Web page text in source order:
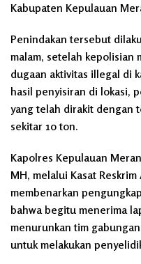
Kabupaten Kepulauan
Penindakan tersebut
malam, setelah kepolisian
dugaan aktivitas illegal di
hasil penyisiran di lokasi,
yang telah dirakit dengan
sekitar 10 ton.
Kapolres Kepulauan
MH, melalui Kasat
membenarkan
bahwa begitu menerima
menurunkan tim
untuk melakukan